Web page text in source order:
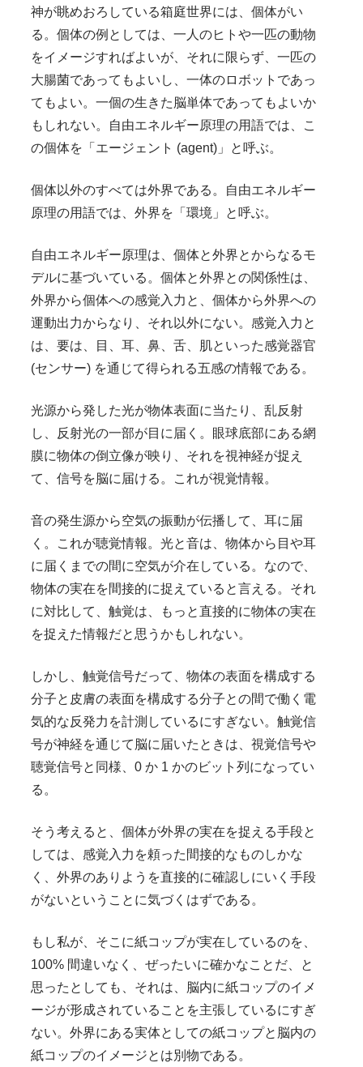
神が眺めおろしている箱庭世界には、個体がい
る。個体の例としては、一人のヒトや一匹の動物
をイメージすればよいが、それに限らず、一匹の
大腸菌であってもよいし、一体のロボットであっ
てもよい。一個の生きた脳単体であってもよいか
もしれない。自由エネルギー原理の用語では、こ
の個体を「エージェント (agent)」と呼ぶ。
個体以外のすべては外界である。自由エネルギー
原理の用語では、外界を「環境」と呼ぶ。
自由エネルギー原理は、個体と外界とからなるモ
デルに基づいている。個体と外界との関係性は、
外界から個体への感覚入力と、個体から外界への
運動出力からなり、それ以外にない。感覚入力と
は、要は、目、耳、鼻、舌、肌といった感覚器官
(センサー) を通じて得られる五感の情報である。
光源から発した光が物体表面に当たり、乱反射
し、反射光の一部が目に届く。眼球底部にある網
膜に物体の倒立像が映り、それを視神経が捉え
て、信号を脳に届ける。これが視覚情報。
音の発生源から空気の振動が伝播して、耳に届
く。これが聴覚情報。光と音は、物体から目や耳
に届くまでの間に空気が介在している。なので、
物体の実在を間接的に捉えていると言える。それ
に対比して、触覚は、もっと直接的に物体の実在
を捉えた情報だと思うかもしれない。
しかし、触覚信号だって、物体の表面を構成する
分子と皮膚の表面を構成する分子との間で働く電
気的な反発力を計測しているにすぎない。触覚信
号が神経を通じて脳に届いたときは、視覚信号や
聴覚信号と同様、0 か 1 かのビット列になってい
る。
そう考えると、個体が外界の実在を捉える手段と
しては、感覚入力を頼った間接的なものしかな
く、外界のありようを直接的に確認しにいく手段
がないということに気づくはずである。
もし私が、そこに紙コップが実在しているのを、
100% 間違いなく、ぜったいに確かなことだ、と
思ったとしても、それは、脳内に紙コップのイメ
ージが形成されていることを主張しているにすぎ
ない。外界にある実体としての紙コップと脳内の
紙コップのイメージとは別物である。